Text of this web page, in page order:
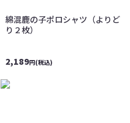
綿混鹿の子ポロシャツ（よりど
り２枚）
2,189円(税込)